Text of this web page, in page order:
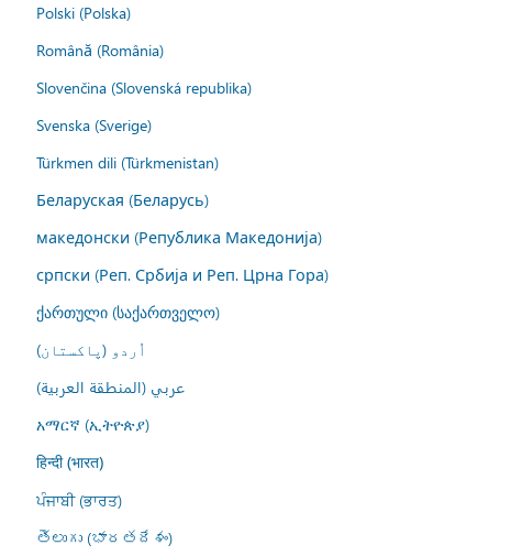
Polski (Polska)
Română (România)
Slovenčina (Slovenská republika)
Svenska (Sverige)
Türkmen dili (Türkmenistan)
Беларуская (Беларусь)
македонски (Република Македонија)
српски (Реп. Србија и Реп. Црна Гора)
ქართული (საქართველო)
اُردو (پاکستان)
عربي (المنطقة العربية)
አማርኛ (ኢትዮጵያ)
हिन्दी (भारत)
ਪੰਜਾਬੀ (ਭਾਰਤ)
తెలుగు (భారతదేశం)